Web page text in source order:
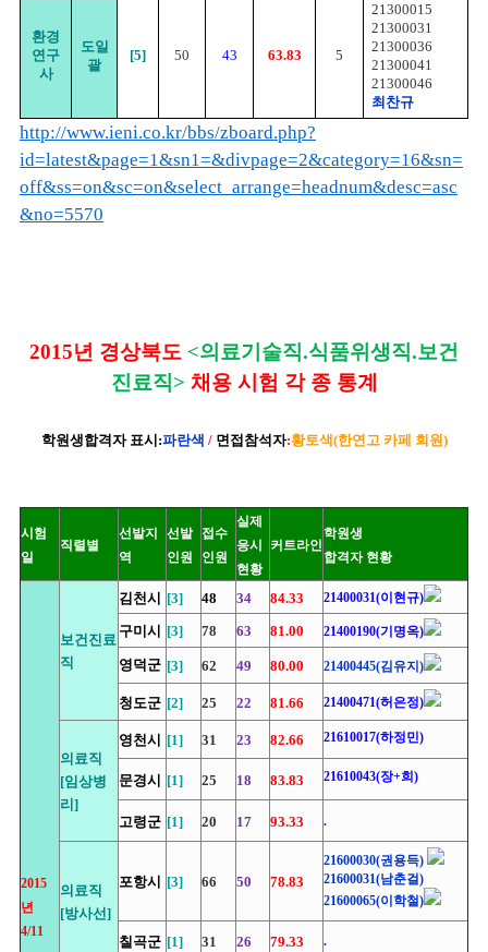
환경
연구
사
도일
괄
[5] 50 43 63.83 5
21300015
21300031
21300036
21300041
21300046
최찬규
http://www.ieni.co.kr/bbs/zboard.php?
id=latest&page=1&sn1=&divpage=2&category=16&sn=
off&ss=on&sc=on&select_arrange=headnum&desc=asc
&no=5570
2015년 경상북도 <의료기술직.식품위생직.보건
진료직> 채용 시험 각 종 통계
학원생합격자 표시:파란색 /면접참석자:황토색(한연고 카페 회원)
시험
일
직렬별
선발지
역
선발
인원
접수
인원
실제
응시
현황
커트라인
학원생
합격자 현황
2015
년
4/11
보건진료
직
김천시 [3] 48 34 84.33 21400031(이현규)
구미시 [3] 78 63 81.00 21400190(기명옥)
영덕군 [3] 62 49 80.00 21400445(김유지)
청도군 [2] 25 22 81.66 21400471(허은정)
의료직
[임상병
리]
영천시 [1] 31 23 82.66 21610017(하정민)
문경시 [1] 25 18 83.83 21610043(장+희)
고령군 [1] 20 17 93.33 .
의료직
[방사선]
포항시 [3] 66 50 78.83
21600030(권용득)
21600031(남춘걸)
21600065(이학철)
칠곡군 [1] 31 26 79.33 .